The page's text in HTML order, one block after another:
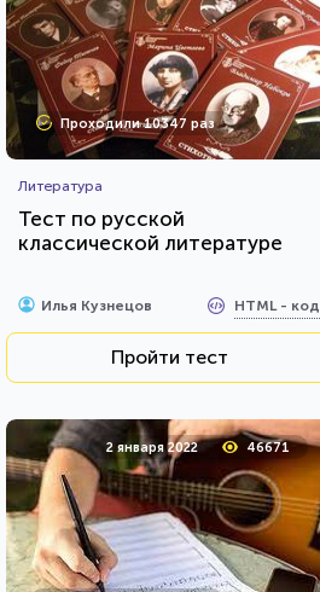
Проходили 10347 раз
Литература
Тест по русской
классической литературе
Илья Кузнецов HTML - код
Пройти тест
2 января 2022 46671